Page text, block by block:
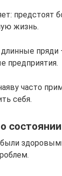
предстоят
жизнь.
пряди
предприятия.
часто
себя.